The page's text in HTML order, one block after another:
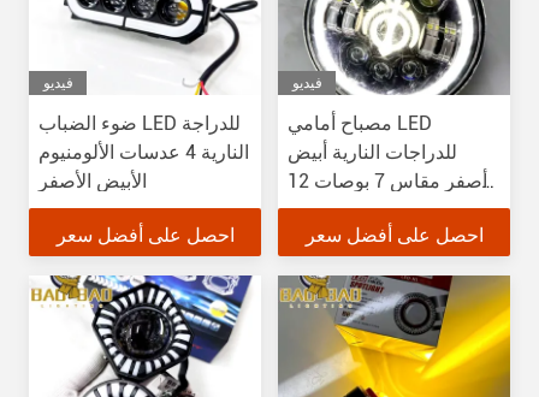
فيديو
ضوء الضباب LED للدراجة
النارية 4 عدسات الألومنيوم
الأبيض الأصفر
احصل على أفضل سعر
فيديو
مصباح أمامي LED
للدراجات النارية أبيض
وأصفر مقاس 7 بوصات 12
فولت مقاوم للماء IP67
احصل على أفضل سعر